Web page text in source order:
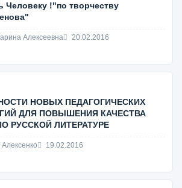
Человеку !"по творчеству
Алексеевна 20.02.2016
НОВЫХ ПЕДАГОГИЧЕСКИХ
ДЛЯ ПОВЫШЕНИЯ КАЧЕСТВА
РУССКОЙ ЛИТЕРАТУРЕ
19.02.2016